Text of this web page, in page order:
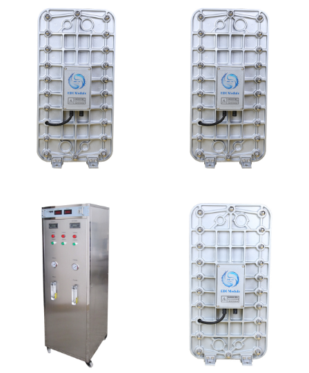
MK-TC300 EDI超纯水
处理设备
MK-TC500 EDI设备维
修
MK-TC100 EDI超纯水
处理设备
MK-TC100 EDI超纯水
处理设备